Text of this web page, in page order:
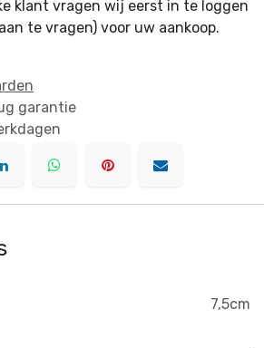
klant vragen wij eerst in te loggen
te vragen) voor uw aankoop.
garantie
7,5cm